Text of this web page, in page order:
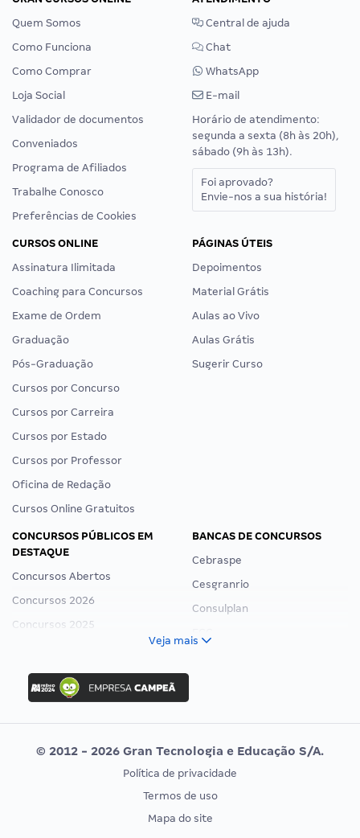
Quem Somos
Como Funciona
Como Comprar
Loja Social
Validador de documentos
Conveniados
Programa de Afiliados
Trabalhe Conosco
Preferências de Cookies
Central de ajuda
Chat
WhatsApp
E-mail
Horário de atendimento:
segunda a sexta (8h às 20h),
sábado (9h às 13h).
Foi aprovado?
Envie-nos a sua história!
CURSOS ONLINE
Assinatura Ilimitada
Coaching para Concursos
Exame de Ordem
Graduação
Pós-Graduação
Cursos por Concurso
Cursos por Carreira
Cursos por Estado
Cursos por Professor
Oficina de Redação
Cursos Online Gratuitos
PÁGINAS ÚTEIS
Depoimentos
Material Grátis
Aulas ao Vivo
Aulas Grátis
Sugerir Curso
CONCURSOS PÚBLICOS EM
DESTAQUE
Concursos Abertos
Concursos 2026
Concursos 2025
Concurso Ibama
Concurso MPU
Editais publicados
BANCAS DE CONCURSOS
Cebraspe
Cesgranrio
Consulplan
Vunesp
CONCURSOS POR PROFISSÃO
EXAME DE ORDEM
Veja mais
© 2012 - 2026 Gran Tecnologia e Educação S/A.
Política de privacidade
Termos de uso
Mapa do site